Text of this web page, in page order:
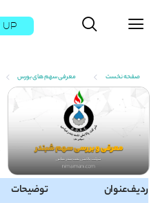
UP
صفحه نخست معرفی سهم های بورس
ردیفعنوان
توضیحات